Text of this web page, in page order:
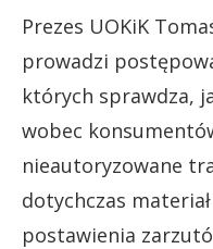
Prezes UOKiK
prowadzi
których sprawdza,
wobec
nieautoryzowane
dotychczas
postawienia